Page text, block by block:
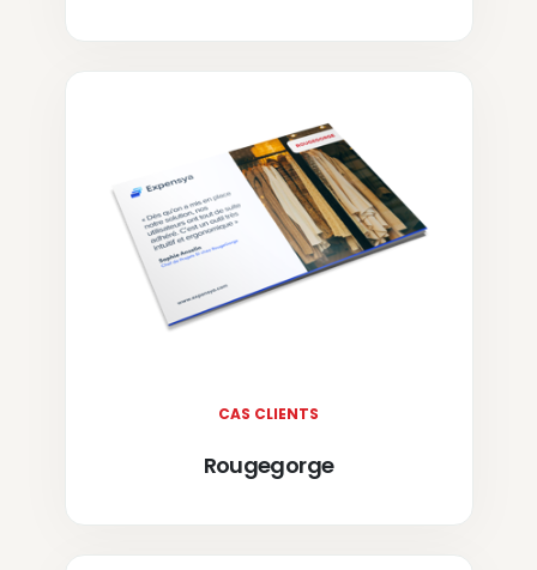
CAS CLIENTS
Rougegorge